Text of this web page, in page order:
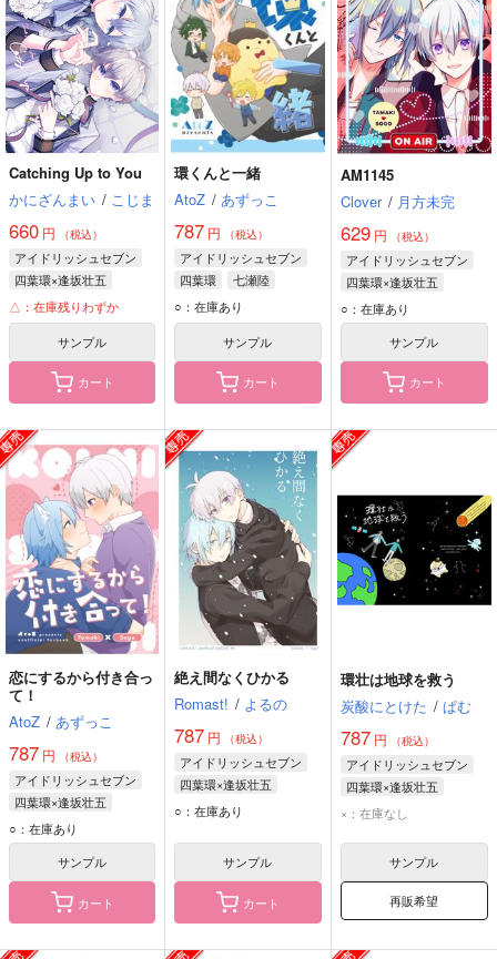
Catching Up to You
かにざんまい / こじま
660 円 （税込）
アイドリッシュセブン
四葉環×逢坂壮五
四葉環
逢坂壮五
△：在庫残りわずか
サンプル
カート
環くんと一緒
AtoZ / あずっこ
787 円 （税込）
アイドリッシュセブン
四葉環
七瀬陸
二階堂大和
○：在庫あり
サンプル
カート
AM1145
Clover / 月方未完
629円 （税込）
アイドリッシュセブン
四葉環×逢坂壮五
四葉環
逢坂壮五
○：在庫あり
サンプル
カート
恋にするから付き合っ
て！
AtoZ / あずっこ
787 円 （税込）
アイドリッシュセブン
四葉環×逢坂壮五
四葉環
逢坂壮五
○：在庫あり
サンプル
カート
絶え間なくひかる
Romast! / よるの
787 円 （税込）
アイドリッシュセブン
四葉環×逢坂壮五
四葉環
逢坂壮五
○：在庫あり
サンプル
カート
環壮は地球を救う
炭酸にとけた / ぱむ
787円 （税込）
アイドリッシュセブン
四葉環×逢坂壮五
四葉環
逢坂壮五
×：在庫なし
サンプル
再販希望